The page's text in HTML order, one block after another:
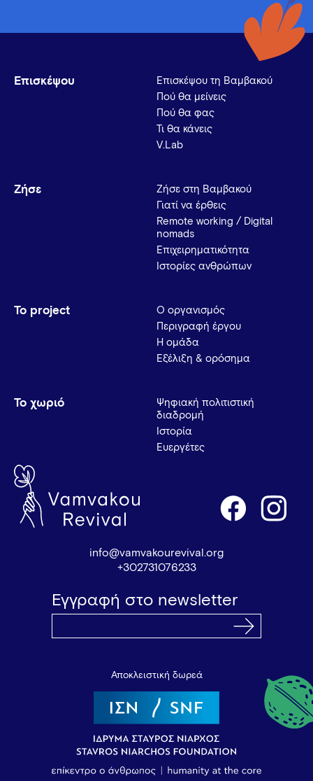
Επισκέψου
Επισκέψου τη Βαμβακού
Πού θα μείνεις
Πού θα φας
Τι θα κάνεις
V.Lab
Ζήσε
Ζήσε στη Βαμβακού
Γιατί να έρθεις
Remote working / Digital
nomads
Επιχειρηματικότητα
Ιστορίες ανθρώπων
Το project
Ο οργανισμός
Περιγραφή έργου
Η ομάδα
Εξέλιξη & ορόσημα
Το χωριό
Ψηφιακή πολιτιστική
διαδρομή
Ιστορία
Ευεργέτες
info@vamvakourevival.org
+302731076233
Εγγραφή στο newsletter
Αποκλειστική δωρεά